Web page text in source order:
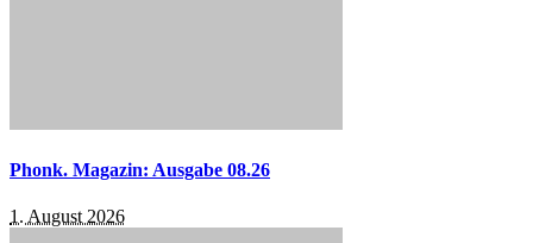
Phonk. Magazin: Ausgabe 08.26
1. August 2026